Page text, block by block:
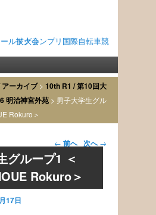
念ワールドグ
際自転車競技
大会
WORLD GRAND PRIX
ーカイブ> 10th R1 / 第10回大
明治神宮外苑 > 男子大学生グル
Rokuro＞
Post
navigation
← 前へ 次へ→
グループ1 ＜
Rokuro＞
17日